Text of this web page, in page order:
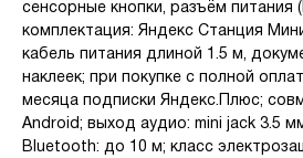
сенсорные кнопки, разъём питания
комплектация: Яндекс Станция
кабель питания длиной 1.5 м,
наклеек; при покупке с полной
месяца подписки Яндекс.Плюс;
Android; выход аудио: mini jack 3.5
Bluetooth: до 10 м; класс